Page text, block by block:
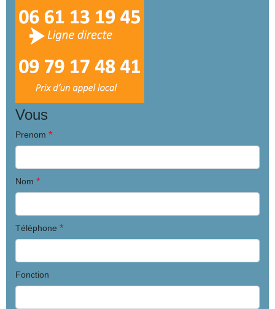
Vous
Prenom *
Nom *
Téléphone *
Fonction